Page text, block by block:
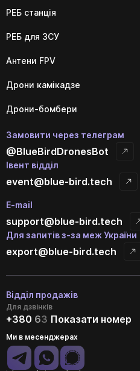
РЕБ станція
РЕБ для ЗСУ
Антени FPV
Дрони камікадзе
Дрони-бомбери
Замовити через телеграм
@BlueBirdDronesBot
Івент відділ
event@blue-bird.tech
E-mail
support@blue-bird.tech
Для запитів з-за меж України
export@blue-bird.tech
Відділ продажів
Для дзвінків
+380 63 Показати номер
Ми в месенджерах